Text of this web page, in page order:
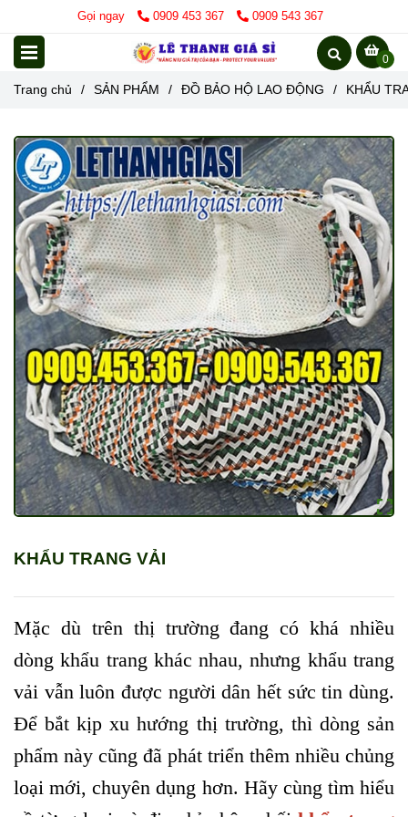
Gọi ngay 0909 453 367 0909 543 367
0
Trang chủ / SẢN PHẨM / ĐỒ BẢO HỘ LAO ĐỘNG / KHẨU
KHẨU TRANG VẢI
Mặc dù trên thị trường đang có khá nhiều
dòng khẩu trang khác nhau, nhưng khẩu trang
vải vẫn luôn được người dân hết sức tin dùng.
Để bắt kịp xu hướng thị trường, thì dòng sản
phẩm này cũng đã phát triển thêm nhiều chủng
loại mới, chuyên dụng hơn. Hãy cùng tìm hiểu